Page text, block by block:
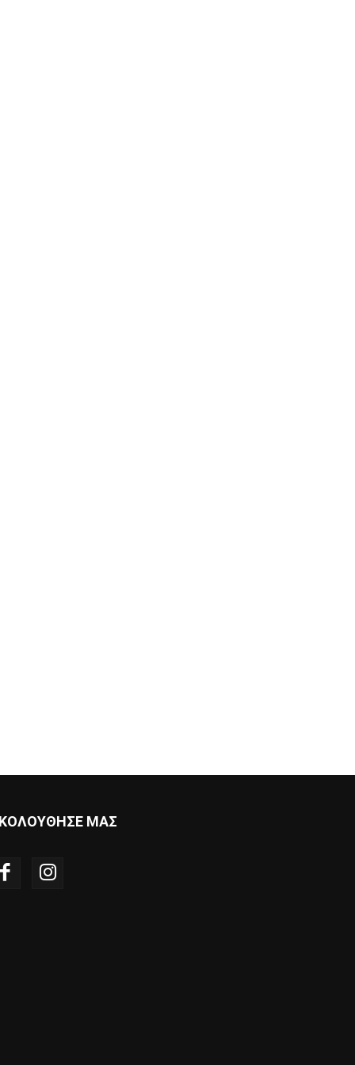
ΜΑΣ